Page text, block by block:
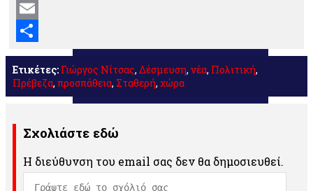
Mastodon
Email
Μοιραστείτε
Ετικέτες: Γιώργος Νίτσας, Δέσμευση, νέα, Πολιτική,
Πρέβεζα, προσπάθεια, Σταθερή, χώρα
Σχολιάστε εδώ
Η διεύθυνση του email σας δεν θα δημοσιευθεί.